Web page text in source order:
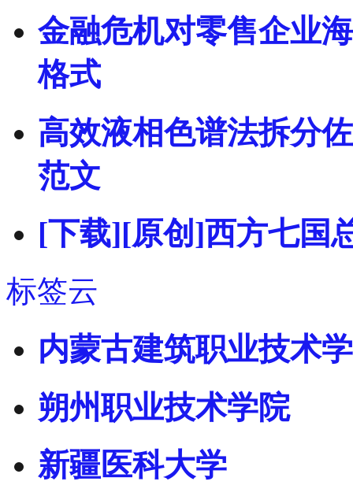
金融危机对零售企业
格式
高效液相色谱法拆分
范文
[下载][原创]西方七国
标签云
内蒙古建筑职业技术
朔州职业技术学院
新疆医科大学